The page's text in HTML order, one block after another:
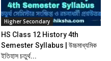
Higher Secondary
HS Class 12 History 4th
Semester Syllabus | উচ্চমাধ্যমিক
ইতিহাস চতুর্থ...